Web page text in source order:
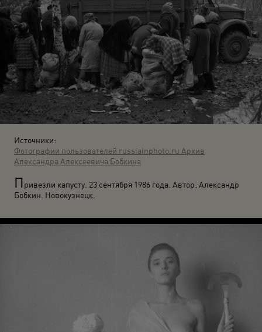
Источники:
Фотографии пользователей russiainphoto.ru Архив
Александра Алексеевича Бобкина
Привезли капусту. 23 сентября 1986 года. Автор: Александр
Бобкин. Новокузнецк.